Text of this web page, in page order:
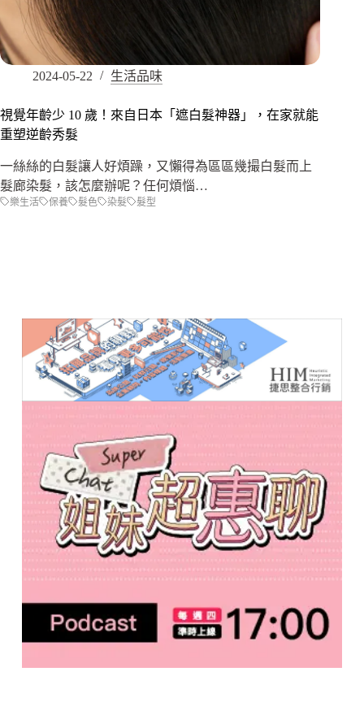
2024-05-22 生活品味
視覺年齡少 10 歲！來自日本「遮白髮神器」，在家就能
重塑逆齡秀髮
一絲絲的白髮讓人好煩躁，又懶得為區區幾撮白髮而上
髮廊染髮，該怎麼辦呢？任何煩惱…
樂生活 保養 髮色 染髮 髮型